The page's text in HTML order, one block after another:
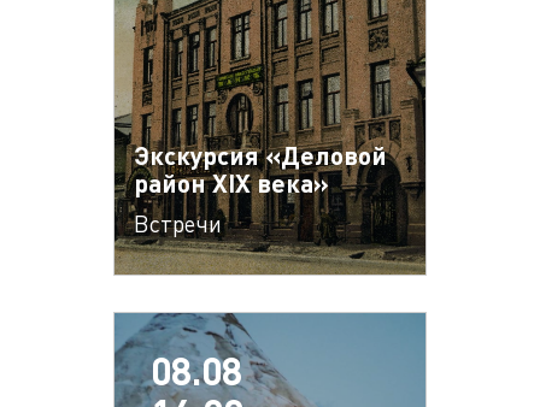
Экскурсия «Деловой
район XIX века»
Встречи
08.08